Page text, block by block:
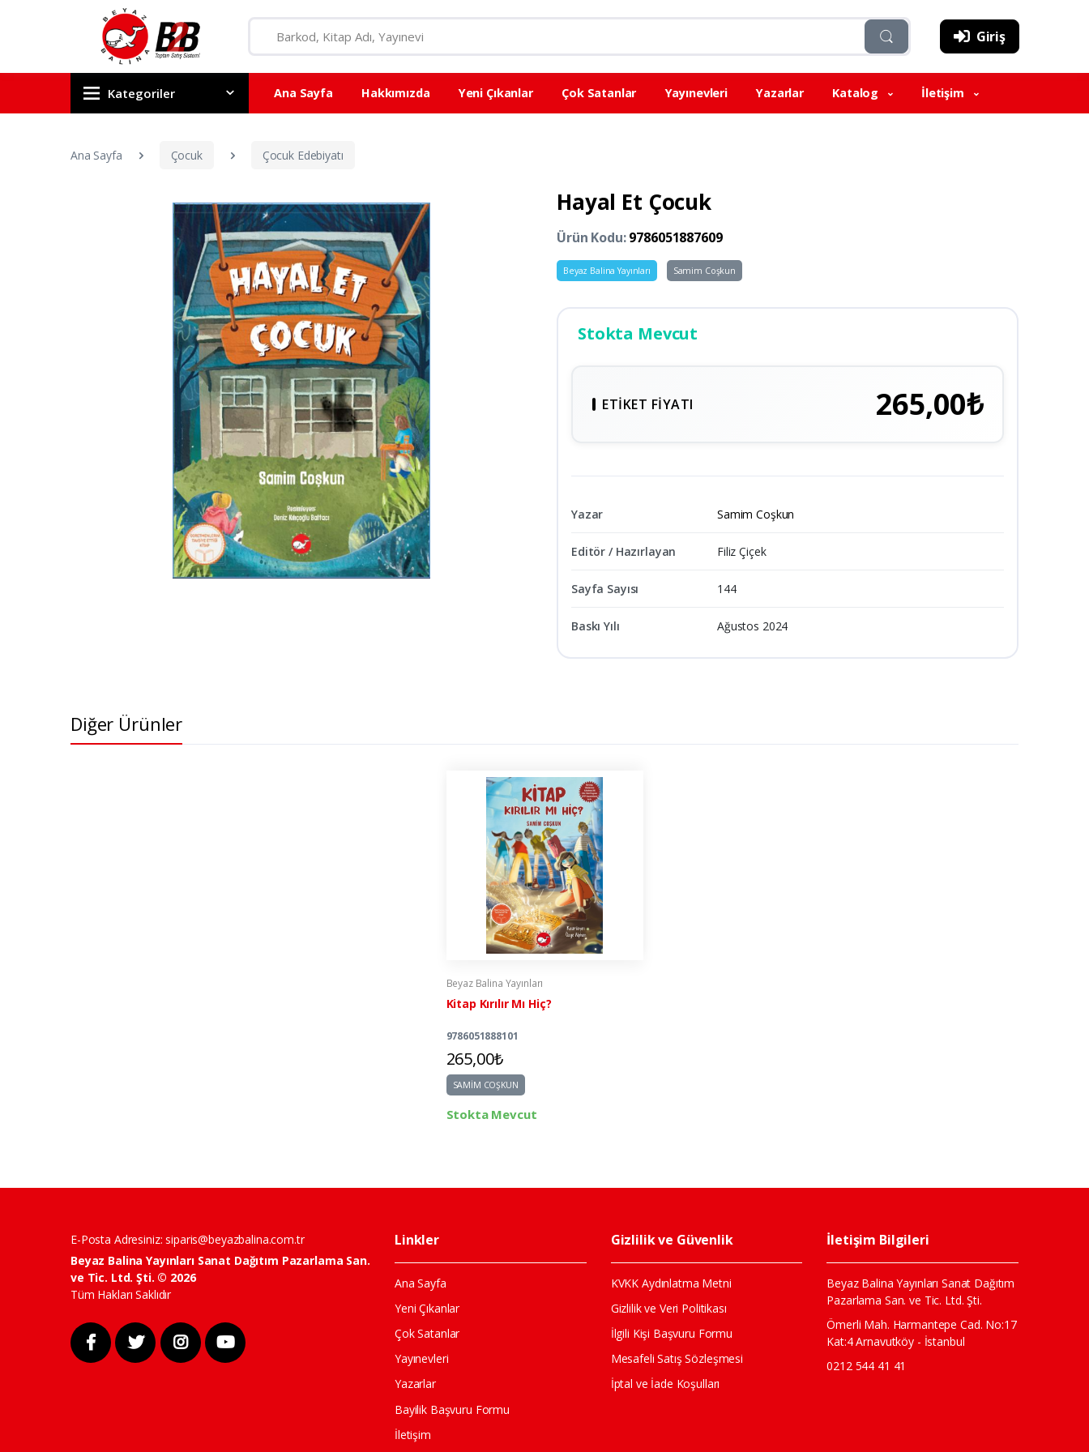
Giriş
Kategoriler Ana Sayfa Hakkımızda Yeni Çıkanlar Çok Satanlar Yayınevleri Yazarlar Katalog İletişim
Ana Sayfa Çocuk Çocuk Edebiyatı
Hayal Et Çocuk
Ürün Kodu:9786051887609
Beyaz Balina Yayınları Samim Coşkun
Stokta Mevcut
ETIKET FIYATI 265,00₺
Yazar Samim Coşkun
Editör / Hazırlayan Filiz Çiçek
Sayfa Sayısı 144
Baskı Yılı Ağustos 2024
Diğer Ürünler
Beyaz Balina Yayınları
Kitap Kırılır Mı Hiç?
9786051888101
265,00₺
SAMİM COŞKUN
Stokta Mevcut
E-Posta Adresiniz:siparis@beyazbalina.com.tr
Beyaz Balina Yayınları Sanat Dağıtım Pazarlama San.
ve Tic. Ltd. Şti. © 2026
Tüm Hakları Saklıdır
Linkler
Ana Sayfa
Yeni Çıkanlar
Çok Satanlar
Yayınevleri
Yazarlar
Bayilik Başvuru Formu
İletişim
Gizlilik ve Güvenlik
KVKK Aydınlatma Metni
Gizlilik ve Veri Politikası
İlgili Kişi Başvuru Formu
Mesafeli Satış Sözleşmesi
İptal ve İade Koşulları
İletişim Bilgileri
Beyaz Balina Yayınları Sanat Dağıtım
Pazarlama San. ve Tic. Ltd. Şti.
Ömerli Mah. Harmantepe Cad. No:17
Kat:4 Arnavutköy - İstanbul
0212 544 41 41